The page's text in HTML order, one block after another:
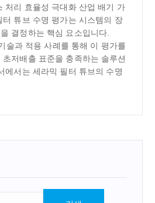
처리 효율성 극대화 산업 배기 가
터 튜브 수명 평가는 시스템의 장
결정하는 핵심 요소입니다.
술과 적용 사례를 통해 이 평가를
저배출 표준을 충족하는 솔루션
에서는 세라믹 필터 튜브의 수명